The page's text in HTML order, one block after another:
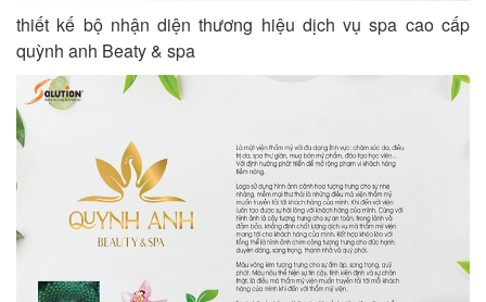
thiết kế bộ nhận diện thương hiệu dịch vụ spa cao cấp
quỳnh anh Beaty & spa